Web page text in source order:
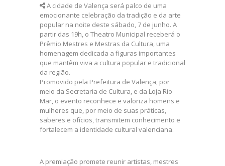
A cidade de Valença será palco de uma
emocionante celebração da tradição e da arte
popular na noite deste sábado, 7 de junho. A
partir das 19h, o Theatro Municipal receberá o
Prêmio Mestres e Mestras da Cultura, uma
homenagem dedicada a figuras importantes
que mantêm viva a cultura popular e tradicional
da região.
Promovido pela Prefeitura de Valença, por
meio da Secretaria de Cultura, e da Loja Rio
Mar, o evento reconhece e valoriza homens e
mulheres que, por meio de suas práticas,
saberes e ofícios, transmitem conhecimento e
fortalecem a identidade cultural valenciana.
A premiação promete reunir artistas, mestres